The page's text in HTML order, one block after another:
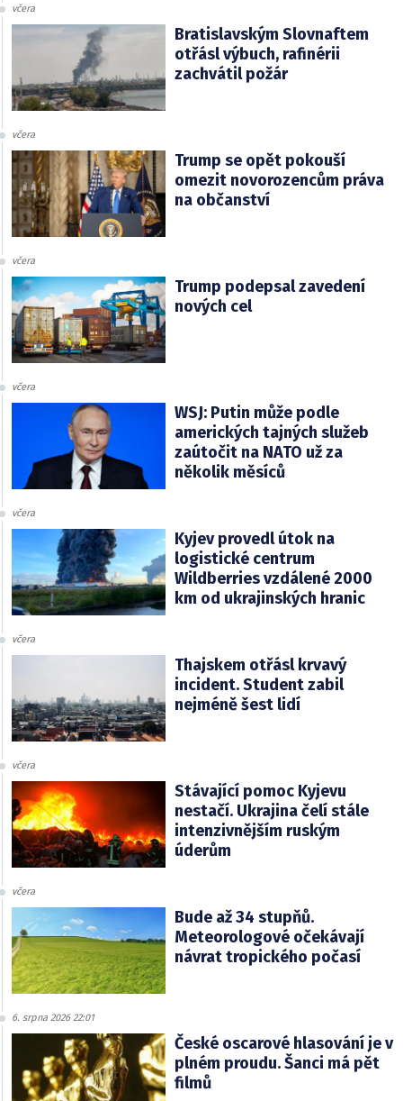
včera
Bratislavským Slovnaftem
otřásl výbuch, rafinérii
zachvátil požár
včera
Trump se opět pokouší
omezit novorozencům práva
na občanství
včera
Trump podepsal zavedení
nových cel
včera
WSJ: Putin může podle
amerických tajných služeb
zaútočit na NATO už za
několik měsíců
včera
Kyjev provedl útok na
logistické centrum
Wildberries vzdálené 2000
km od ukrajinských hranic
včera
Thajskem otřásl krvavý
incident. Student zabil
nejméně šest lidí
včera
Stávající pomoc Kyjevu
nestačí. Ukrajina čelí stále
intenzivnějším ruským
úderům
včera
Bude až 34 stupňů.
Meteorologové očekávají
návrat tropického počasí
6. srpna 2026 22:01
České oscarové hlasování je v
plném proudu. Šanci má pět
filmů